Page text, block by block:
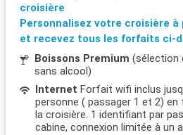
croisière
Personnalisez votre croisière à
et recevez tous les forfaits ci-
Boissons Premium (sélection
sans alcool)
Internet Forfait wifi inclus
personne ( passager 1 et 2)
la croisière. 1 identifiant par
cabine, connexion limitée à un